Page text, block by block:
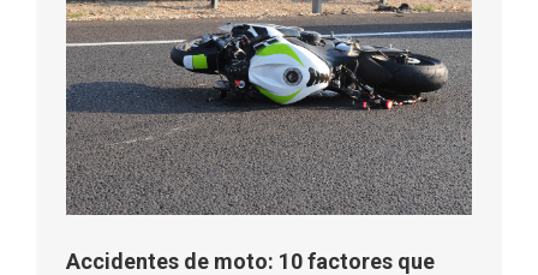
Accidentes de moto: 10 factores que